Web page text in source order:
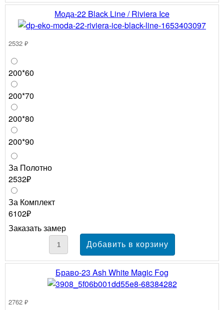
Мода-22 Black Line / Riviera Ice
2532 ₽
200*60
200*70
200*80
200*90
За Полотно
2532₽
За Комплект
6102₽
Заказать замер
Браво-23 Ash White Magic Fog
2762 ₽